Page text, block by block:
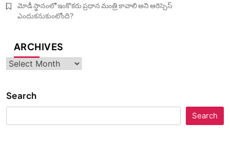
మోడీ స్థానంలో ఇంకొకరు ప్రధాన మంత్రి కావాలి అని ఆరెస్సెస్‌
ఎందుకనుకుంటోంది?
ARCHIVES
Archives
Search
Search